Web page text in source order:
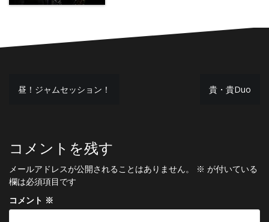
投
ビ
ゲ
ー
シ
昼！ジャムセッション！ 貴・貴Duo
コメントを残す
メールアドレスが公開されることはありません。 ※ が付いている
欄は必須項目です
コメント ※